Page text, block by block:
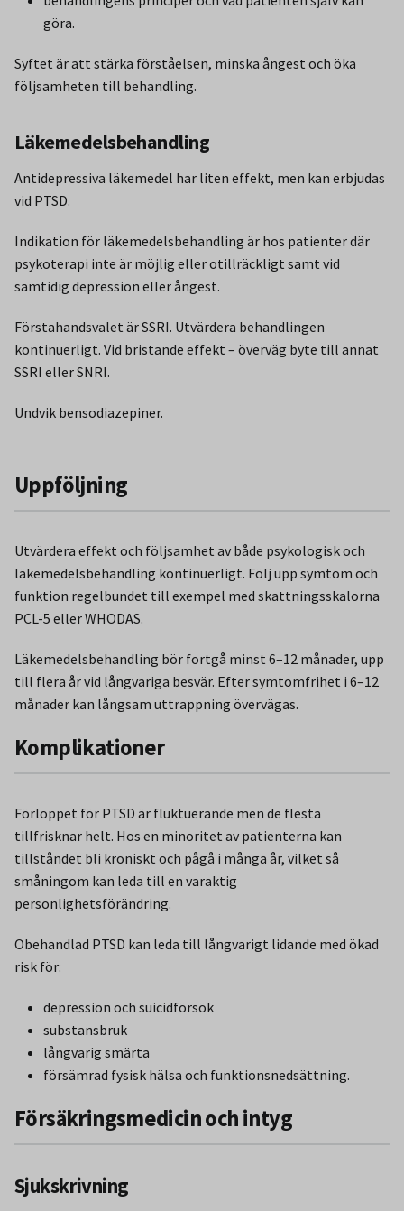
göra.
Syftet är att stärka förståelsen, minska ångest och öka
följsamheten till behandling.
Läkemedelsbehandling
Antidepressiva läkemedel har liten effekt, men kan erbjudas
vid PTSD.
Indikation för läkemedelsbehandling är hos patienter där
psykoterapi inte är möjlig eller otillräckligt samt vid
samtidig depression eller ångest.
Förstahandsvalet är SSRI. Utvärdera behandlingen
kontinuerligt. Vid bristande effekt – överväg byte till annat
SSRI eller SNRI.
Undvik bensodiazepiner.
Uppföljning
Utvärdera effekt och följsamhet av både psykologisk och
läkemedelsbehandling kontinuerligt. Följ upp symtom och
funktion regelbundet till exempel med skattningsskalorna
PCL-5 eller WHODAS.
Läkemedelsbehandling bör fortgå minst 6–12 månader, upp
till flera år vid långvariga besvär. Efter symtomfrihet i 6–12
månader kan långsam uttrappning övervägas.
Komplikationer
Förloppet för PTSD är fluktuerande men de flesta
tillfrisknar helt. Hos en minoritet av patienterna kan
tillståndet bli kroniskt och pågå i många år, vilket så
småningom kan leda till en varaktig
personlighetsförändring.
Obehandlad PTSD kan leda till långvarigt lidande med ökad
risk för:
depression och suicidförsök
substansbruk
långvarig smärta
försämrad fysisk hälsa och funktionsnedsättning.
Försäkringsmedicin och intyg
Sjukskrivning